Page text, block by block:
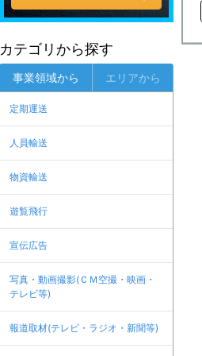
カテゴリから探す
事業領域から エリアから
定期運送
人員輸送
物資輸送
遊覧飛行
宣伝広告
写真・動画撮影(ＣＭ空撮・映画・
テレビ等)
報道取材(テレビ・ラジオ・新聞等)